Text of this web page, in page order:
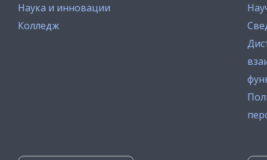
Наука и инновации
Колледж